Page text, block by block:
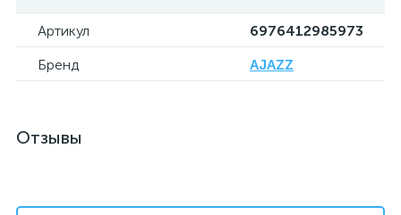
Артикул
6976412985973
Бренд
AJAZZ
Отзывы